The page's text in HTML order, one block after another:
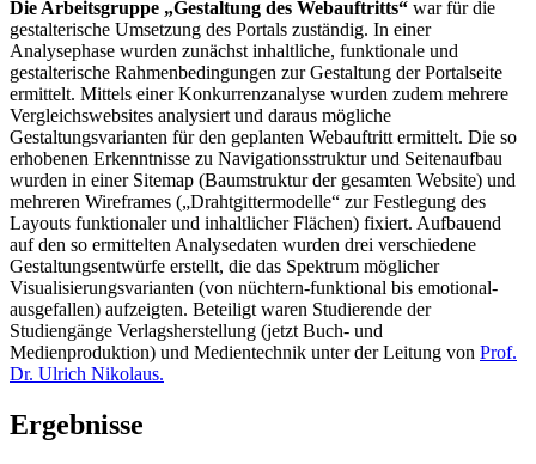
Die Arbeitsgruppe „Gestaltung des Webauftritts“ war für die
gestalterische Umsetzung des Portals zuständig. In einer
Analysephase wurden zunächst inhaltliche, funktionale und
gestalterische Rahmenbedingungen zur Gestaltung der Portalseite
ermittelt. Mittels einer Konkurrenzanalyse wurden zudem mehrere
Vergleichswebsites analysiert und daraus mögliche
Gestaltungsvarianten für den geplanten Webauftritt ermittelt. Die so
erhobenen Erkenntnisse zu Navigationsstruktur und Seitenaufbau
wurden in einer Sitemap (Baumstruktur der gesamten Website) und
mehreren Wireframes („Drahtgittermodelle“ zur Festlegung des
Layouts funktionaler und inhaltlicher Flächen) fixiert. Aufbauend
auf den so ermittelten Analysedaten wurden drei verschiedene
Gestaltungsentwürfe erstellt, die das Spektrum möglicher
Visualisierungsvarianten (von nüchtern-funktional bis emotional-
ausgefallen) aufzeigten. Beteiligt waren Studierende der
Studiengänge Verlagsherstellung (jetzt Buch- und
Medienproduktion) und Medientechnik unter der Leitung von Prof.
Dr. Ulrich Nikolaus.
Ergebnisse